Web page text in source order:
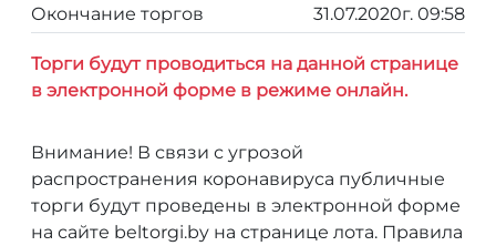
Окончание торгов
31.07.2020г. 09:58
Торги будут проводиться на данной странице
в электронной форме в режиме онлайн.
Внимание! В связи с угрозой
распространения коронавируса публичные
торги будут проведены в электронной форме
на сайте beltorgi.by на странице лота. Правила